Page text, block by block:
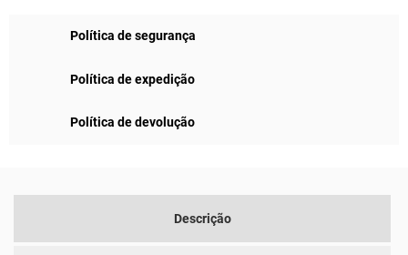
Política de segurança
Política de expedição
Política de devolução
Descrição